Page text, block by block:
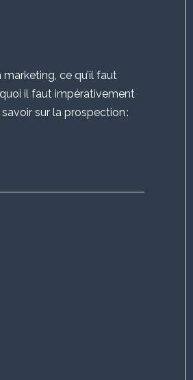
ce qu’il faut
il faut impérativement
sur la prospection :